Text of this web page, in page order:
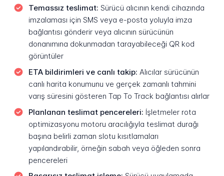
Temassız teslimat: Sürücü alıcının kendi cihazında
imzalaması için SMS veya e-posta yoluyla imza
bağlantısı gönderir veya alıcının sürücünün
donanımına dokunmadan tarayabileceği QR kod
görüntüler
ETA bildirimleri ve canlı takip: Alıcılar sürücünün
canlı harita konumunu ve gerçek zamanlı tahmini
varış süresini gösteren Tap To Track bağlantısı alırlar
Planlanan teslimat pencereleri: İşletmeler rota
optimizasyonu motoru aracılığıyla teslimat durağı
başına belirli zaman slotu kısıtlamaları
yapılandırabilir, örneğin sabah veya öğleden sonra
pencereleri